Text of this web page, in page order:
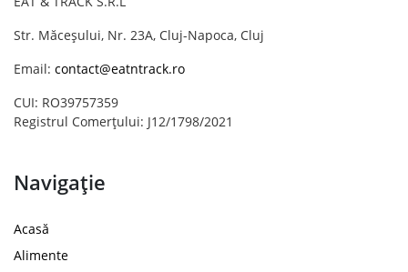
Str. Măceșului, Nr. 23A, Cluj-Napoca, Cluj
Email: contact@eatntrack.ro
CUI: RO39757359
Registrul Comerțului: J12/1798/2021
Navigație
Acasă
Alimente